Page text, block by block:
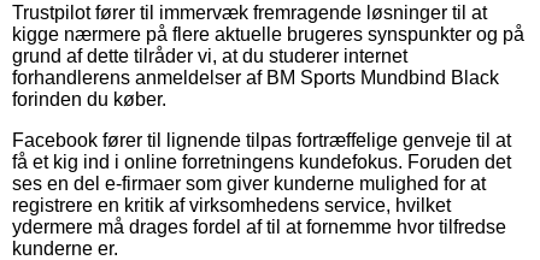
Trustpilot fører til immervæk fremragende løsninger til at
kigge nærmere på flere aktuelle brugeres synspunkter og på
grund af dette tilråder vi, at du studerer internet
forhandlerens anmeldelser af BM Sports Mundbind Black
forinden du køber.
Facebook fører til lignende tilpas fortræffelige genveje til at
få et kig ind i online forretningens kundefokus. Foruden det
ses en del e-firmaer som giver kunderne mulighed for at
registrere en kritik af virksomhedens service, hvilket
ydermere må drages fordel af til at fornemme hvor tilfredse
kunderne er.